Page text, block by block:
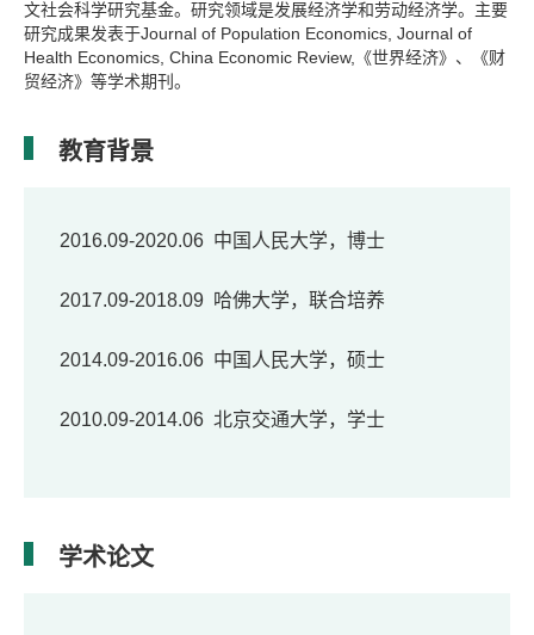
文社会科学研究基金。研究领域是发展经济学和劳动经济学。主要
研究成果发表于Journal of Population Economics, Journal of
Health Economics, China Economic Review,《世界经济》、《财
贸经济》等学术期刊。
教育背景
2016.09-2020.06 中国人民大学，博士
2017.09-2018.09 哈佛大学，联合培养
2014.09-2016.06 中国人民大学，硕士
2010.09-2014.06 北京交通大学，学士
学术论文